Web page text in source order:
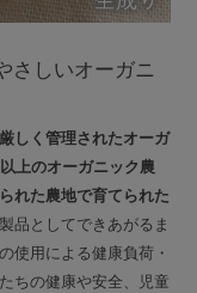
さしいオーガニ
しく管理されたオーガ
上のオーガニック農
れた農地で育てられた
品としてできあがるま
使用による健康負荷・
ちの健康や安全、児童